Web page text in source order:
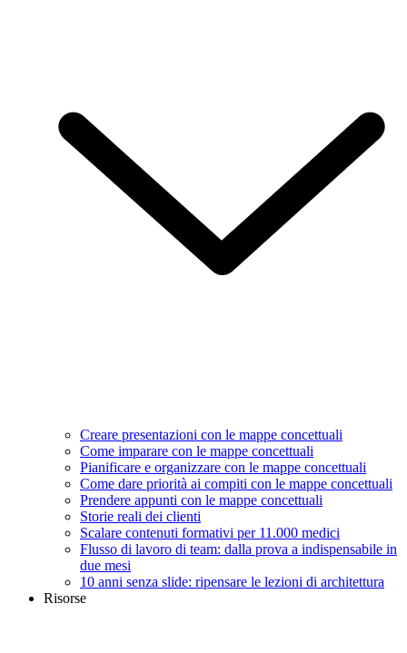
Creare presentazioni con le mappe concettuali
Come imparare con le mappe concettuali
Pianificare e organizzare con le mappe concettuali
Come dare priorità ai compiti con le mappe concettuali
Prendere appunti con le mappe concettuali
Storie reali dei clienti
Scalare contenuti formativi per 11.000 medici
Flusso di lavoro di team: dalla prova a indispensabile in
due mesi
10 anni senza slide: ripensare le lezioni di architettura
Risorse